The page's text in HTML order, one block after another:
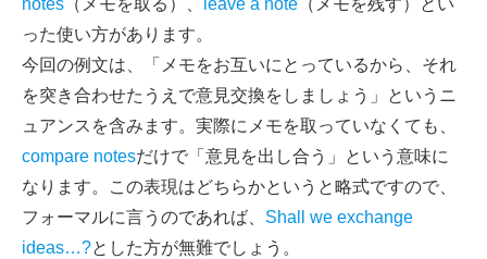
notes （メモを取る）、 leave a note （メモを残す）とい
った使い方があります。
今回の例文は、「メモをお互いにとっているから、それ
を突き合わせたうえで意見交換をしましょう」というニ
ュアンスを含みます。実際にメモを取っていなくても、
compare notesだけで「意見を出し合う」という意味に
なります。この表現はどちらかというと略式ですので、
フォーマルに言うのであれば、 Shall we exchange
ideas…?とした方が無難でしょう。